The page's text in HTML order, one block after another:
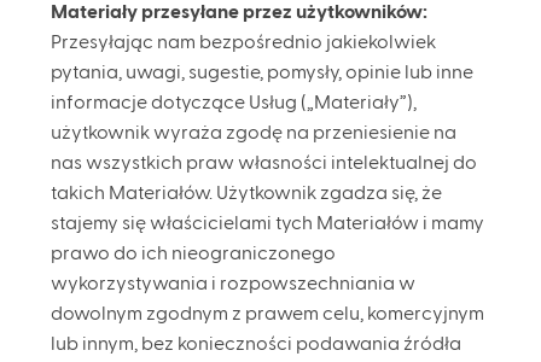
Materiały przesyłane przez użytkowników:
Przesyłając nam bezpośrednio jakiekolwiek
pytania, uwagi, sugestie, pomysły, opinie lub inne
informacje dotyczące Usług („Materiały”),
użytkownik wyraża zgodę na przeniesienie na
nas wszystkich praw własności intelektualnej do
takich Materiałów. Użytkownik zgadza się, że
stajemy się właścicielami tych Materiałów i mamy
prawo do ich nieograniczonego
wykorzystywania i rozpowszechniania w
dowolnym zgodnym z prawem celu, komercyjnym
lub innym, bez konieczności podawania źródła